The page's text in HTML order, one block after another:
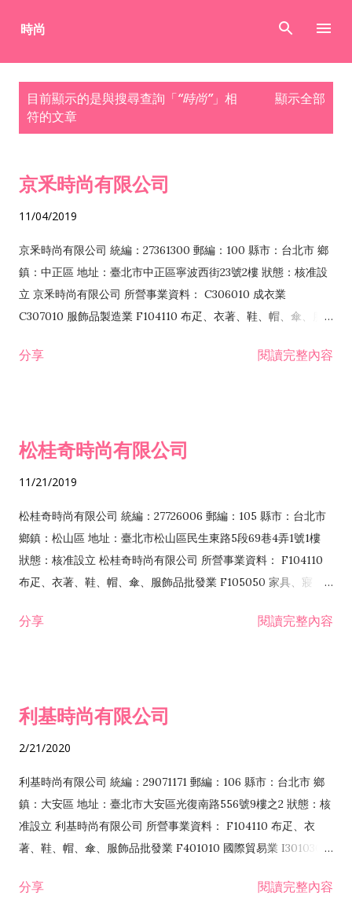
目前顯示的是與搜尋查詢「 時尚 」相
符的文章
顯示全部
京釆時尚有限公司
11/04/2019
京釆時尚有限公司 統編：27361300 郵編：100 縣市：台北市 鄉
鎮：中正區 地址：臺北市中正區寧波西街23號2樓 狀態：核准設
立 京釆時尚有限公司 所營事業資料： C306010 成衣業
C307010 服飾品製造業 F104110 布疋、衣著、鞋、帽、傘、服
F401010 國際貿易業
分享 閱讀完整內容
松桂奇時尚有限公司
11/21/2019
松桂奇時尚有限公司 統編：27726006 郵編：105 縣市：台北市
鄉鎮：松山區 地址：臺北市松山區民生東路5段69巷4弄1號1樓
狀態：核准設立 松桂奇時尚有限公司 所營事業資料： F104110
布疋、衣著、鞋、帽、傘、服飾品批發業 F105050 家具、寢
許可業務外，得經營法令非禁止或限制之業務 F204110 布疋、衣
分享 閱讀完整內容
利基時尚有限公司
2/21/2020
利基時尚有限公司 統編：29071171 郵編：106 縣市：台北市 鄉
鎮：大安區 地址：臺北市大安區光復南路556號9樓之2 狀態：核
准設立 利基時尚有限公司 所營事業資料： F104110 布疋、衣
著、鞋、帽、傘、服飾品批發業 F401010 國際貿易業 I301030
止或限制之業務
分享 閱讀完整內容